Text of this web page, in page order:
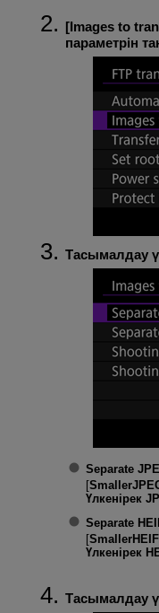
[Images to
параметрін
Тасымалдау
Separate
[
Үлкенірек
Separate
[
Үлкенірек
Тасымалдау